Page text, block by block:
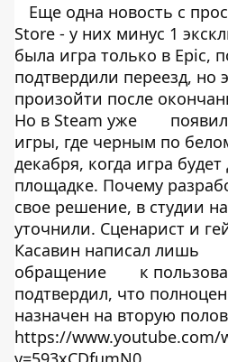
Еще одна новость с
Store - у них минус 1
была игра только в Epic,
подтвердили переезд, но
произойти после
Но в Steam уже
игры, где черным по
декабря, когда игра будет
площадке. Почему
свое решение, в студии
уточнили. Сценарист и
Касавин написал лишь
обращение
к
подтвердил, что
назначен на вторую
https://www.youtube.com/